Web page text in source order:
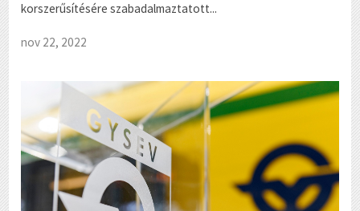
korszerűsítésére szabadalmaztatott...
nov 22, 2022